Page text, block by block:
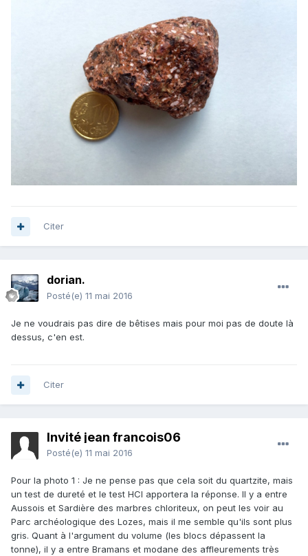
Citer
dorian.
Posté(e) 11 mai 2016
Je ne voudrais pas dire de bêtises mais pour moi pas de doute là
dessus, c'en est.
Citer
Invité jean francois06
Posté(e) 11 mai 2016
Pour la photo 1 : Je ne pense pas que cela soit du quartzite, mais
un test de dureté et le test HCl apportera la réponse. Il y a entre
Aussois et Sardière des marbres chloriteux, on peut les voir au
Parc archéologique des Lozes, mais il me semble qu'ils sont plus
gris. Quant à l'argument du volume (les blocs dépassent la
tonne), il y a entre Bramans et modane des affleurements très